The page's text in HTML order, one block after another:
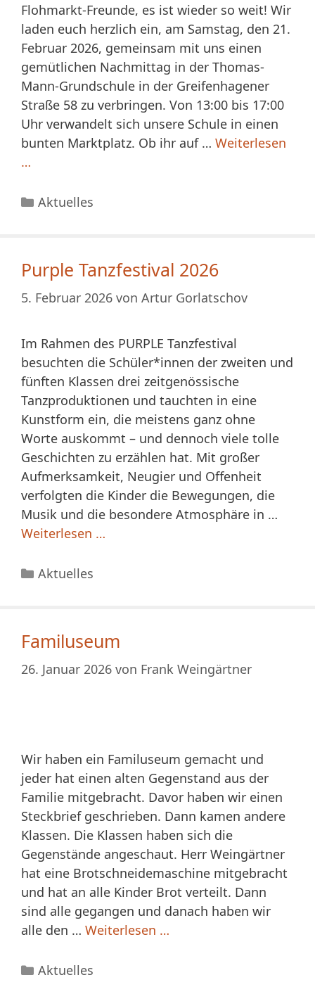
Flohmarkt-Freunde, es ist wieder so weit! Wir
laden euch herzlich ein, am Samstag, den 21.
Februar 2026, gemeinsam mit uns einen
gemütlichen Nachmittag in der Thomas-
Mann-Grundschule in der Greifenhagener
Straße 58 zu verbringen. Von 13:00 bis 17:00
Uhr verwandelt sich unsere Schule in einen
bunten Marktplatz. Ob ihr auf … Weiterlesen
…
Kategorien
Aktuelles
Purple Tanzfestival 2026
5. Februar 2026 von Artur Gorlatschov
Im Rahmen des PURPLE Tanzfestival
besuchten die Schüler*innen der zweiten und
fünften Klassen drei zeitgenössische
Tanzproduktionen und tauchten in eine
Kunstform ein, die meistens ganz ohne
Worte auskommt – und dennoch viele tolle
Geschichten zu erzählen hat. Mit großer
Aufmerksamkeit, Neugier und Offenheit
verfolgten die Kinder die Bewegungen, die
Musik und die besondere Atmosphäre in …
Weiterlesen …
Kategorien
Aktuelles
Familuseum
26. Januar 2026 von Frank Weingärtner
Wir haben ein Familuseum gemacht und
jeder hat einen alten Gegenstand aus der
Familie mitgebracht. Davor haben wir einen
Steckbrief geschrieben. Dann kamen andere
Klassen. Die Klassen haben sich die
Gegenstände angeschaut. Herr Weingärtner
hat eine Brotschneidemaschine mitgebracht
und hat an alle Kinder Brot verteilt. Dann
sind alle gegangen und danach haben wir
alle den … Weiterlesen …
Kategorien
Aktuelles